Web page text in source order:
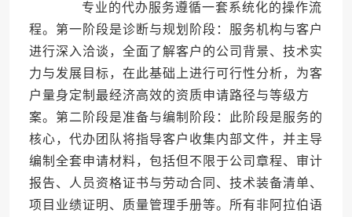
专业的代办服务遵循一套系统化的操作流
程。第一阶段是诊断与规划阶段：服务机构与客户
进行深入洽谈，全面了解客户的公司背景、技术实
力与发展目标，在此基础上进行可行性分析，为客
户量身定制最经济高效的资质申请路径与等级方
案。第二阶段是准备与编制阶段：此阶段是服务的
核心，代办团队将指导客户收集内部文件，并主导
编制全套申请材料，包括但不限于公司章程、审计
报告、人员资格证书与劳动合同、技术装备清单、
项目业绩证明、质量管理手册等。所有非阿拉伯语